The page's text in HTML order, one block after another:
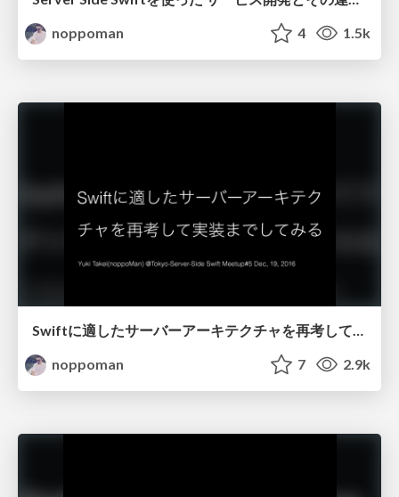
noppoman
4 1.5k
Swiftに適したサーバーアーキテクチャを再考して実装までしてみる
noppoman
7 2.9k